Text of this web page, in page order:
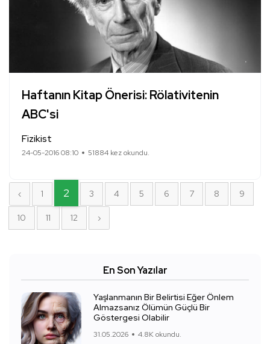
Haftanın Kitap Önerisi: Rölativitenin
ABC'si
Fizikist
24-05-2016 08:10 51884 kez okundu.
‹ 1 2 3 4 5 6 7 8 9
10 11 12 ›
En Son Yazılar
Yaşlanmanın Bir Belirtisi Eğer Önlem
Almazsanız Ölümün Güçlü Bir
Göstergesi Olabilir
31.05.2026 4.8K okundu.